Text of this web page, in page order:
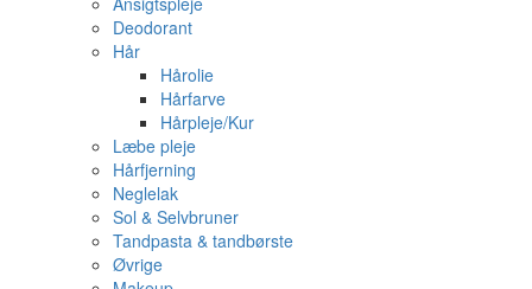
Deodorant
Hår
Hårolie
Hårfarve
Hårpleje/Kur
Læbe pleje
Hårfjerning
Neglelak
Sol & Selvbruner
Tandpasta & tandbørste
Øvrige